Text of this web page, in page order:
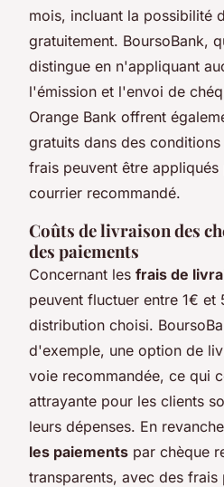
mois, incluant la possibilité
gratuitement. BoursoBank,
distingue en n'appliquant
l'émission et l'envoi de
Orange Bank offrent
gratuits dans des
frais peuvent être
courrier recommandé.
Coûts de livraison des
des paiements
Concernant les frais de
peuvent fluctuer entre 1€
distribution choisi.
d'exemple, une option de
voie recommandée, ce qui
attrayante pour les clients
leurs dépenses. En
les paiements par chèque
transparents, avec des